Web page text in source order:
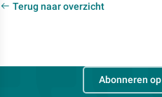
Terug naar overzicht
Abonneren